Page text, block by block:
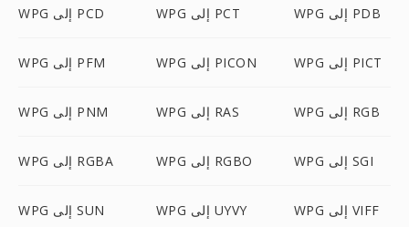
WPG إلى PCD WPG إلى PCT WPG إلى PDB
WPG إلى PFM WPG إلى PICON WPG إلى PICT
WPG إلى PNM WPG إلى RAS WPG إلى RGB
WPG إلى RGBA WPG إلى RGBO WPG إلى SGI
WPG إلى SUN WPG إلى UYVY WPG إلى VIFF